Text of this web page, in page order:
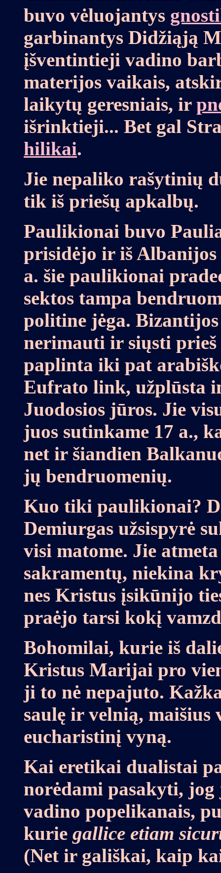
buvo vėluojantys
garbinantys Didžiąją
įšventintieji vadino
materijos vaikais,
laikytų geresniais, ir
išrinktieji... Bet gal
hilikai.
Jie nepaliko rašytinių
tik iš priešų apkalbų.
Paulikionai buvo
prisidėjo ir iš
a. šie paulikionai
sektos tampa
politine jėga.
nerimauti ir siųsti
paplinta iki pat
Eufrato link, užplūsta
Juodosios jūros. Jie
juos sutinkame 17 a.,
net ir šiandien
jų bendruomenių.
Kuo tiki paulikionai?
Demiurgas užsispyrė
visi matome. Jie
sakramentų, niekina
nes Kristus įsikūnijo
praėjo tarsi kokį
Bohomilai, kurie iš
Kristus Marijai pro
ji to nė nepajuto.
saulę ir velnią,
eucharistinį vyną.
Kai eretikai dualistai
norėdami pasakyti,
vadino popelikanais,
kurie gallice etiam
(Net ir gališkai, kaip